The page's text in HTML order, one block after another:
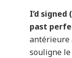
I’d signed
past
antérieure
souligne